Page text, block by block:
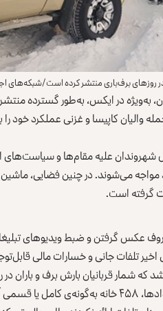
روزهای برف‌باری منتشر کرده است/شبکه‌های
به‌ویژه در ایکس، به‌‌طور گسترده
والیان کاپیسا و غزنی عملکرد خود
شهروندان علیه مقام‌ها و
مواجه می‌شوند. در چنین فضایی،
گرفته است.
عکس‌ گرفتن و ضبط ویدیوهای
تلفات جانی و خسارات مالی
شده‌اند.